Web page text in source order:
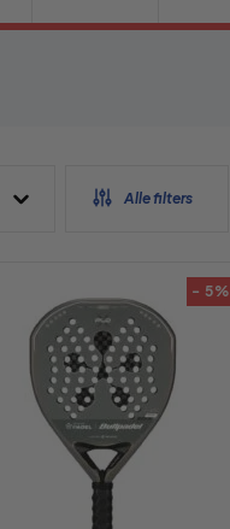
Alle filters
- 5%